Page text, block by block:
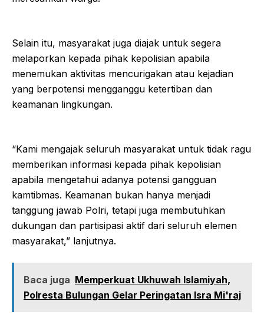
Selain itu, masyarakat juga diajak untuk segera
melaporkan kepada pihak kepolisian apabila
menemukan aktivitas mencurigakan atau kejadian
yang berpotensi mengganggu ketertiban dan
keamanan lingkungan.
“Kami mengajak seluruh masyarakat untuk tidak ragu
memberikan informasi kepada pihak kepolisian
apabila mengetahui adanya potensi gangguan
kamtibmas. Keamanan bukan hanya menjadi
tanggung jawab Polri, tetapi juga membutuhkan
dukungan dan partisipasi aktif dari seluruh elemen
masyarakat,” lanjutnya.
Baca juga Memperkuat Ukhuwah Islamiyah,
Polresta Bulungan Gelar Peringatan Isra Mi'raj